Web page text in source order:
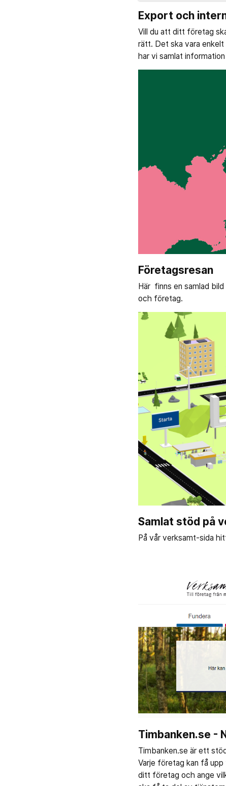
Export och
Vill du att ditt företag
rätt. Det ska vara
har vi samlat
Företagsresan
Här finns en samlad
och företag.
Samlat stöd på
På vår verksamt-sida
Timbanken.se -
Timbanken.se är ett
Varje företag kan få
ditt företag och ange